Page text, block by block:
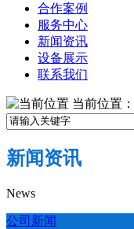
合作案例
服务中心
新闻资讯
设备展示
联系我们
当前位置：
新闻资讯
News
公司新闻